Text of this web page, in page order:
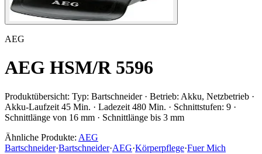
AEG
AEG HSM/R 5596
Produktübersicht: Typ: Bartschneider · Betrieb: Akku, Netzbetrieb ·
Akku-Laufzeit 45 Min. · Ladezeit 480 Min. · Schnittstufen: 9 ·
Schnittlänge von 16 mm · Schnittlänge bis 3 mm
Ähnliche Produkte: AEG
Bartschneider·Bartschneider·AEG·Körperpflege·Fuer Mich